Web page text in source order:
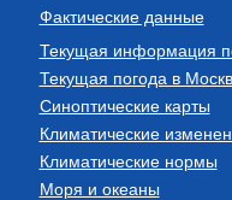
Фактические данные
Текущая информация
Текущая погода в
Синоптические карты
Климатические
Климатические нормы
Моря и океаны